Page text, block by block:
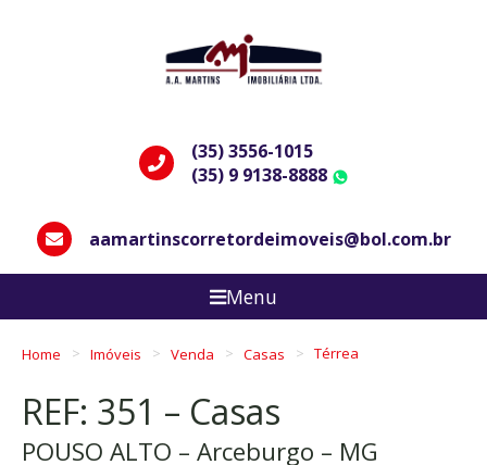
(35) 3556-1015
(35) 9 9138-8888
aamartinscorretordeimoveis@bol.com.br
Menu
Home Imóveis Venda Casas Térrea
REF: 351 – Casas
POUSO ALTO – Arceburgo – MG